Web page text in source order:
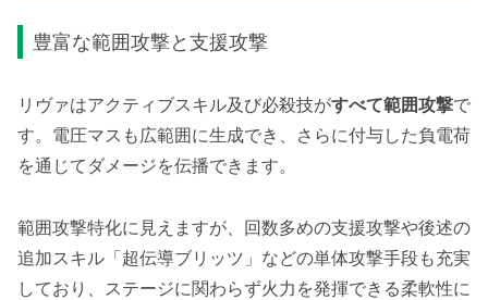
豊富な範囲攻撃と支援攻撃
リヴァはアクティブスキル及び必殺技がすべて範囲攻撃で
す。電圧マスも広範囲に生成でき、さらに付与した負電荷
を通じてダメージを伝播できます。
範囲攻撃特化に見えますが、回数多めの支援攻撃や後述の
追加スキル「超伝導ブリッツ」などの単体攻撃手段も充実
しており、ステージに関わらず火力を発揮できる柔軟性に